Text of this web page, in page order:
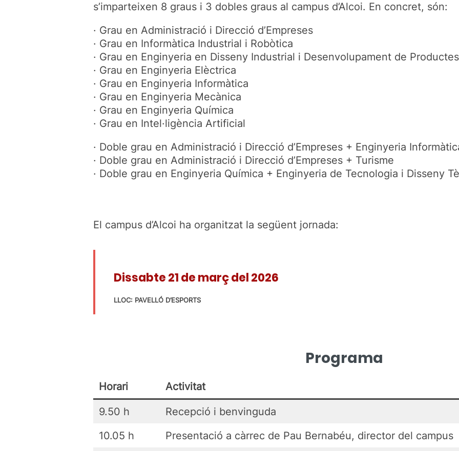
s’imparteixen 8 graus i 3 dobles graus al campus d’Alcoi. En concret, són:
· Grau en Administració i Direcció d’Empreses
· Grau en Informàtica Industrial i Robòtica
· Grau en Enginyeria en Disseny Industrial i Desenvolupament de Productes
· Grau en Enginyeria Elèctrica
· Grau en Enginyeria Informàtica
· Grau en Enginyeria Mecànica
· Grau en Enginyeria Química
· Grau en Intel·ligència Artificial
· Doble grau en Administració i Direcció d’Empreses + Enginyeria
· Doble grau en Administració i Direcció d’Empreses + Turisme
· Doble grau en Enginyeria Química + Enginyeria de Tecnologia i Disseny
El campus d’Alcoi ha organitzat la següent jornada:
Dissabte 21 de març del 2026
LLOC: PAVELLÓ D’ESPORTS
Programa
Horari Activitat
9.50 h
Recepció i benvinguda
10.05 h
Presentació a càrrec de Pau Bernabéu, director del campus